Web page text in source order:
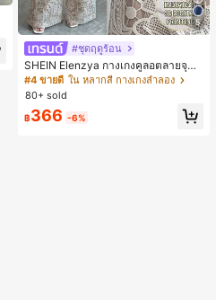
5
#ชุดฤดูร้อน
SHEIN Elenzya กางเกงคูลอตลายจุดเ
อวสูงแบบใหม่สำหรับฤดูใบไม้ผลิ/ฤดูร้อ
น, สไตล์หรูหราเหมาะสำหรับใส่ในชีวิต
ประจำวันและทำงาน, ให้ความรู้สึกวินเ
ทจสำหรับฤดูรับปริญญา, เทศกาลดนตร
ี, การแข่งม้าดาร์บี้, วันประกาศอิสรภาพ
#4 ขายดี ใน หลากสี กางเกงลำลอง
80+ sold
฿366 -6%